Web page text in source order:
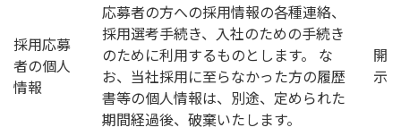
採用応募
者の個人
情報
応募者の方への採用情報の各種連絡、
採用選考手続き、入社のための手続き
のために利用するものとします。 な
お、当社採用に至らなかった方の履歴
書等の個人情報は、別途、定められた
期間経過後、破棄いたします。
開
示